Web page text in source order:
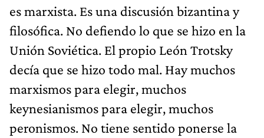
es marxista. Es una discusión bizantina y
filosófica. No defiendo lo que se hizo en la
Unión Soviética. El propio León Trotsky
decía que se hizo todo mal. Hay muchos
marxismos para elegir, muchos
keynesianismos para elegir, muchos
peronismos. No tiene sentido ponerse la